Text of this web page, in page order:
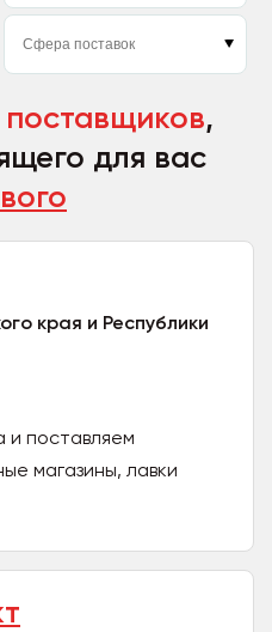
поставщиков,
для вас
края и Республики
и поставляем
магазины, лавки